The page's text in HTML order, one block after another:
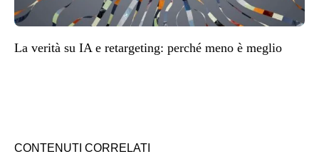
La verità su IA e retargeting: perché meno è meglio
CONTENUTI CORRELATI